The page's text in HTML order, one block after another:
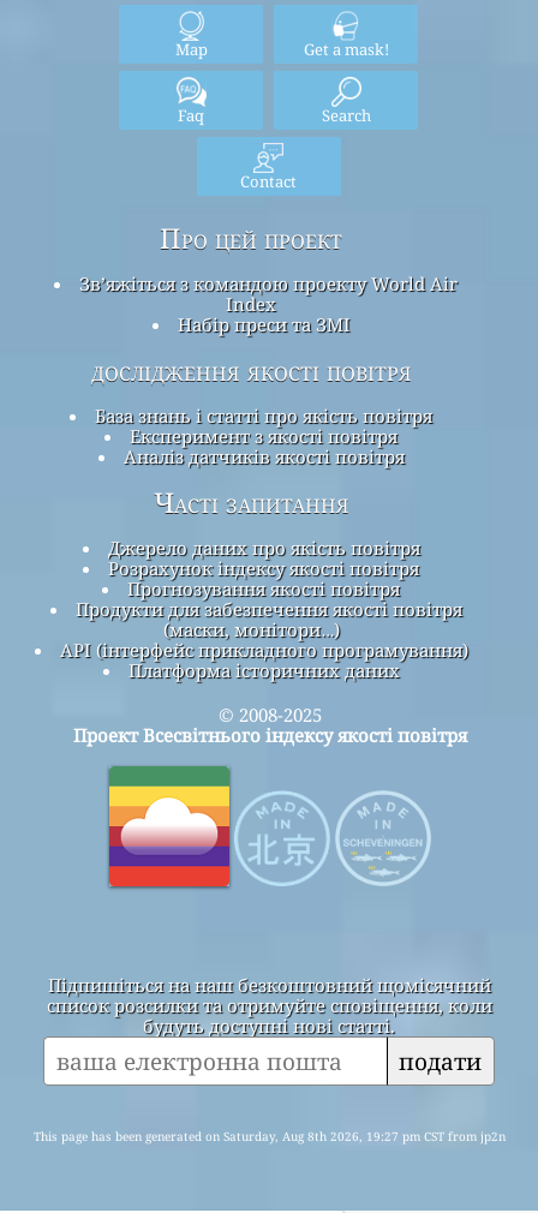
Map Get a mask!
Faq Search
Contact
Про цей проект
Зв’яжіться з командою проекту World Air
Index
Набір преси та ЗМІ
дослідження якості повітря
База знань і статті про якість повітря
Експеримент з якості повітря
Аналіз датчиків якості повітря
Часті запитання
Джерело даних про якість повітря
Розрахунок індексу якості повітря
Прогнозування якості повітря
Продукти для забезпечення якості повітря
(маски, монітори…)
API (інтерфейс прикладного програмування)
Платформа історичних даних
© 2008-2025
Проект Всесвітнього індексу якості повітря
Підпишіться на наш безкоштовний щомісячний
список розсилки та отримуйте сповіщення, коли
будуть доступні нові статті.
подати
This page has been generated on Saturday, Aug 8th 2026, 19:27 pm CST from jp2n